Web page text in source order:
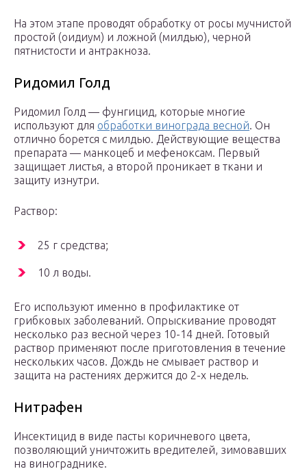
На этом этапе проводят обработку от росы мучнистой
простой (оидиум) и ложной (милдью), черной
пятнистости и антракноза.
Ридомил Голд
Ридомил Голд — фунгицид, которые многие
используют для обработки винограда весной. Он
отлично борется с милдью. Действующие вещества
препарата — манкоцеб и мефеноксам. Первый
защищает листья, а второй проникает в ткани и
защиту изнутри.
Раствор:
25 г средства;
10 л воды.
Его используют именно в профилактике от
грибковых заболеваний. Опрыскивание проводят
несколько раз весной через 10-14 дней. Готовый
раствор применяют после приготовления в течение
нескольких часов. Дождь не смывает раствор и
защита на растениях держится до 2-х недель.
Нитрафен
Инсектицид в виде пасты коричневого цвета,
позволяющий уничтожить вредителей, зимовавших
на винограднике.